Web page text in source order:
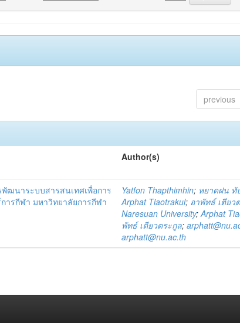
previous
Author(s)
ฒนาระบบสารสนเทศเพื่อการ
ารกีฬา มหาวิทยาลัยการกีฬา
Yatfon Thapthimhin; หยาดฝน
Arphat Tiaotrakul; อาพัทธ์ เตียว
Naresuan University;Arphat
พัทธ์ เตียวตระกูล;
arphatt@nu.ac.th